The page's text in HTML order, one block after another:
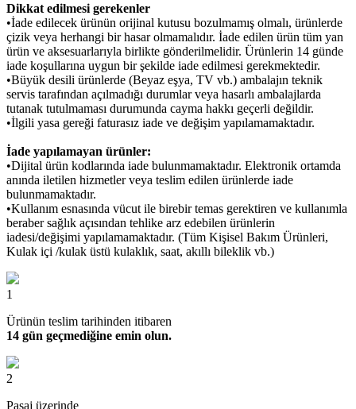
Dikkat edilmesi gerekenler
•İade edilecek ürünün orijinal kutusu bozulmamış olmalı, ürünlerde
çizik veya herhangi bir hasar olmamalıdır. İade edilen ürün tüm yan
ürün ve aksesuarlarıyla birlikte gönderilmelidir. Ürünlerin 14 günde
iade koşullarına uygun bir şekilde iade edilmesi gerekmektedir.
•Büyük desili ürünlerde (Beyaz eşya, TV vb.) ambalajın teknik
servis tarafından açılmadığı durumlar veya hasarlı ambalajlarda
tutanak tutulmaması durumunda cayma hakkı geçerli değildir.
•İlgili yasa gereği faturasız iade ve değişim yapılamamaktadır.
İade yapılamayan ürünler:
•Dijital ürün kodlarında iade bulunmamaktadır. Elektronik ortamda
anında iletilen hizmetler veya teslim edilen ürünlerde iade
bulunmamaktadır.
•Kullanım esnasında vücut ile birebir temas gerektiren ve kullanımla
beraber sağlık açısından tehlike arz edebilen ürünlerin
iadesi/değişimi yapılamamaktadır. (Tüm Kişisel Bakım Ürünleri,
Kulak içi /kulak üstü kulaklık, saat, akıllı bileklik vb.)
1
Ürünün teslim tarihinden itibaren
14 gün geçmediğine emin olun.
2
Pasaj üzerinde